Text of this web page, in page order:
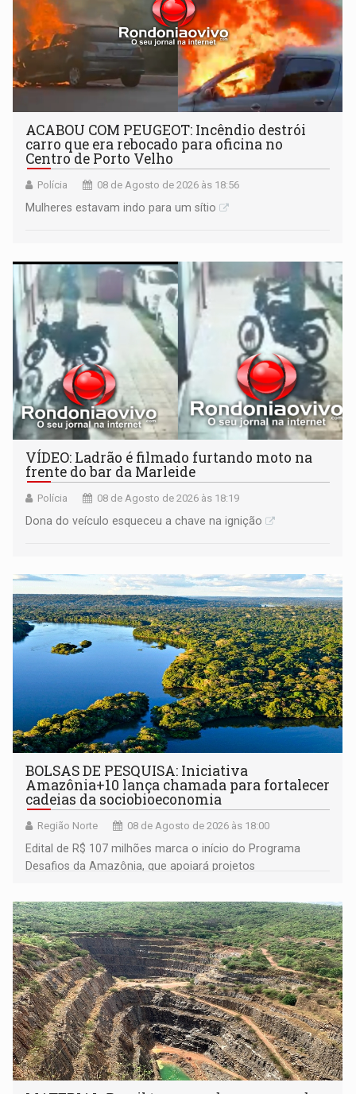
ACABOU COM PEUGEOT: Incêndio destrói
carro que era rebocado para oficina no
Centro de Porto Velho
Polícia 08 de Agosto de 2026 às 18:56
Mulheres estavam indo para um sítio
VÍDEO: Ladrão é filmado furtando moto na
frente do bar da Marleide
Polícia 08 de Agosto de 2026 às 18:19
Dona do veículo esqueceu a chave na ignição
BOLSAS DE PESQUISA: Iniciativa
Amazônia+10 lança chamada para fortalecer
cadeias da sociobioeconomia
Região Norte 08 de Agosto de 2026 às 18:00
Edital de R$ 107 milhões marca o início do Programa
Desafios da Amazônia, que apoiará projetos
submissão de pré-propostas poderá ser feita até 1º de
setembro